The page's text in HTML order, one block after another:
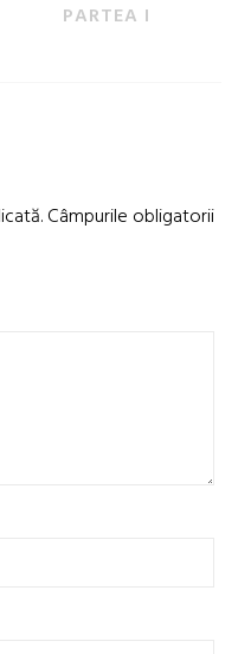
PARTEA I
Câmpurile obligatorii